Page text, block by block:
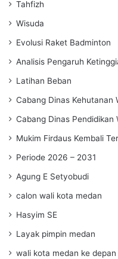
Tahfizh
Wisuda
Evolusi Raket Badminton
Analisis Pengaruh
Latihan Beban
Cabang Dinas Kehutanan
Cabang Dinas Pendidikan
Mukim Firdaus Kembali
Periode 2026 – 2031
Agung E Setyobudi
calon wali kota medan
Hasyim SE
Layak pimpin medan
wali kota medan ke depan